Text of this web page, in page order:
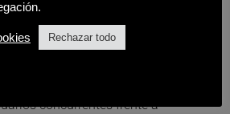
del coste de propiedad
tiene un TCO que es 60% más
. Las suscripciones son en
concurrentes frente a
Rechazar todo